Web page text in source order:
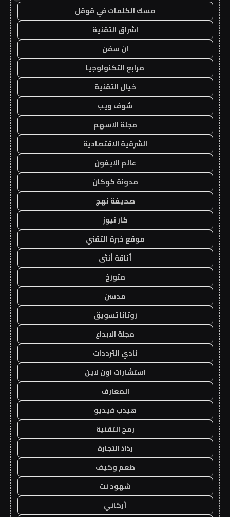
مسك الكلمات في قوقل
اشراق التقنية
ان سفن
مرابع التكنولوجيا
خيال التقنية
شوف ويب
مجلة الاسهم
الشرقية الاقتصادية
عالم الايفون
مدونة كوكان
صحيفة نهج
كار نيوز
موقع خبرة التقني
أناقة أنثى
متورخ
مدسن
روتانا تسويق
مجلة الابداع
نادي الترددات
استشارات اون لاين
المعارف
هيدب فيديو
رمح التقنية
رذاذ التجارة
طعم وكيف
شهود نت
أركاني